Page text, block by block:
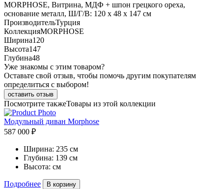
MORPHOSE, Витрина, МДФ + шпон грецкого ореха,
основание металл, Ш/Г/В: 120 х 48 х 147 см
ПроизводительТурция
КоллекцияMORPHOSE
Ширина120
Высота147
Глубина48
Уже знакомы с этим товаром?
Оставьте свой отзыв, чтобы помочь другим покупателям
определиться с выбором!
оставить отзыв
Посмотрите такжеТовары из этой коллекции
Модульный диван Morphose
587 000 ₽
Ширина: 235 см
Глубина: 139 см
Высота: см
Подробнее В корзину